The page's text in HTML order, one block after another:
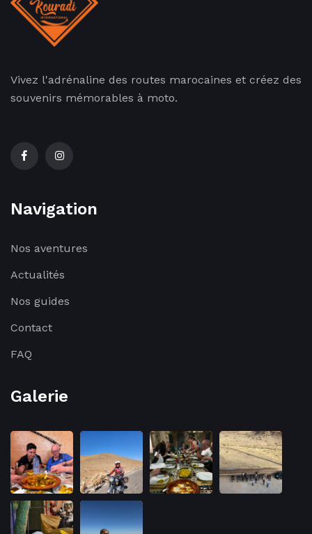
Vivez l'adrénaline des routes marocaines et créez des
souvenirs mémorables à moto.
Navigation
Nos aventures
Actualités
Nos guides
Contact
FAQ
Galerie